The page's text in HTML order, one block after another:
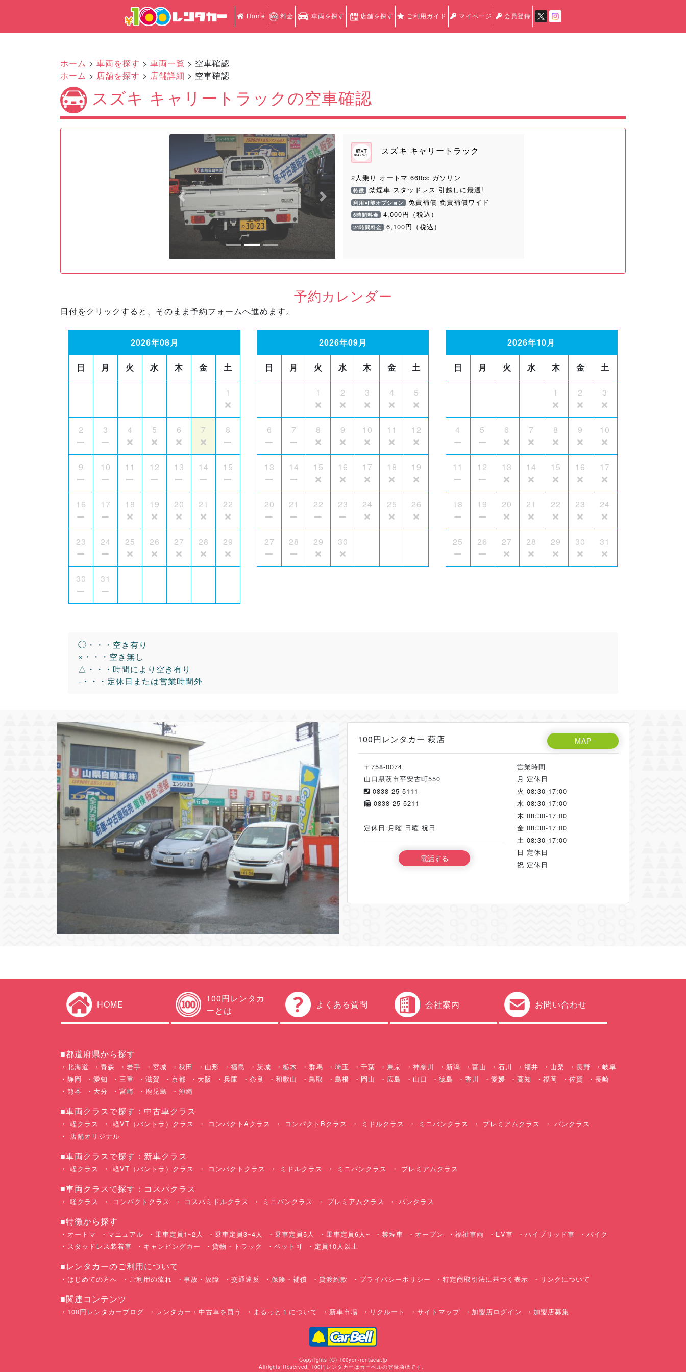
Home 料金 車両を探す 店舗を探す ご利用ガイド マイページ 会員登録
ホーム > 車両を探す > 車両一覧 > 空車確認
ホーム > 店舗を探す > 店舗詳細 > 空車確認
スズキ キャリートラックの空車確認
Previous Next
スズキ キャリートラック
2人乗り オートマ 660cc ガソリン
特徴 禁煙車 スタッドレス 引越しに最適!
利用可能オプション 免責補償 免責補償ワイド
6時間料金 4,000円（税込）
24時間料金 6,100円（税込）
予約カレンダー
日付をクリックすると、そのまま予約フォームへ進めます。
2026年08月
日 月 火 水 木 金 土
1
2 3 4 5 6 7 8
9 10 11 12 13 14 15
16 17 18 19 20 21 22
23 24 25 26 27 28 29
30 31
2026年09月
日 月 火 水 木 金 土
1 2 3 4 5
6 7 8 9 10 11 12
13 14 15 16 17 18 19
20 21 22 23 24 25 26
27 28 29 30
2026年10月
日 月 火 水 木 金 土
1 2 3
4 5 6 7 8 9 10
11 12 13 14 15 16 17
18 19 20 21 22 23 24
25 26 27 28 29 30 31
◯・・・空き有り
×・・・空き無し
△・・・時間により空き有り
-・・・定休日または営業時間外
100円レンタカー 萩店 MAP
〒758-0074
山口県萩市平安古町550
0838-25-5111
0838-25-5211
定休日:月曜 日曜 祝日
電話する
営業時間
月 定休日
火 08:30-17:00
水 08:30-17:00
木 08:30-17:00
金 08:30-17:00
土 08:30-17:00
日 定休日
祝 定休日
HOME
100円レンタカ
ーとは
よくある質問 会社案内 お問い合わせ
■都道府県から探す
北海道 青森 岩手 宮城 秋田 山形 福島 茨城 栃木 群馬 埼玉 千葉 東京 神奈川 新潟 富山 石川 福井 山梨 長野
岐阜
静岡
愛知 三重 滋賀 京都 大阪 兵庫 奈良 和歌山 鳥取 島根 岡山 広島 山口 徳島 香川 愛媛 高知 福岡 佐賀
長崎
熊本
大分 宮崎 鹿児島 沖縄
■車両クラスで探す：中古車クラス
軽クラス 軽VT（バントラ）クラス コンパクトAクラス コンパクトBクラス ミドルクラス ミニバンクラス プレミアムクラス
バンクラス
店舗オリジナル
■車両クラスで探す：新車クラス
軽クラス 軽VT（バントラ）クラス コンパクトクラス ミドルクラス ミニバンクラス プレミアムクラス
■車両クラスで探す：コスパクラス
軽クラス コンパクトクラス コスパミドルクラス ミニバンクラス プレミアムクラス バンクラス
■特徴から探す
オートマ マニュアル 乗車定員1~2人 乗車定員3~4人 乗車定員5人 乗車定員6人~ 禁煙車 オープン 福祉車両 EV車 ハイブリッド車
バイク
スタッドレス装着車
キャンピングカー 貨物・トラック ペット可 定員10人以上
■レンタカーのご利用について
はじめての方へ ご利用の流れ 事故・故障 交通違反 保険・補償 貸渡約款 プライバシーポリシー 特定商取引法に基づく表示 リンクについて
■関連コンテンツ
100円レンタカーブログ レンタカー・中古車を買う まるっと１について 新車市場 リクルート サイトマップ 加盟店ログイン 加盟店募集
Copyrights (C) 100yen-rentacar.jp
Allrights Reserved. 100円レンタカーはカーベルの登録商標です。